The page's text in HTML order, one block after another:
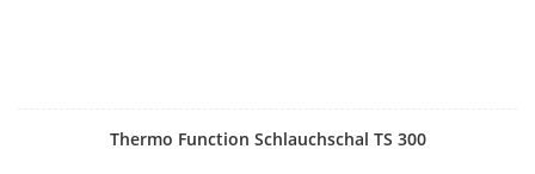
Thermo Function Schlauchschal TS 300